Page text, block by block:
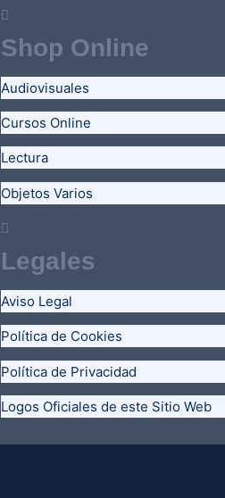
Shop Online
Audiovisuales
Cursos Online
Lectura
Objetos Varios
Legales
Aviso Legal
Política de Cookies
Política de Privacidad
Logos Oficiales de este Sitio Web